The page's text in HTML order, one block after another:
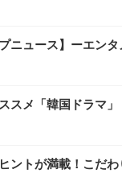
ニュース】ーエン
スメ「韓国ドラマ」
ントが満載！こだ